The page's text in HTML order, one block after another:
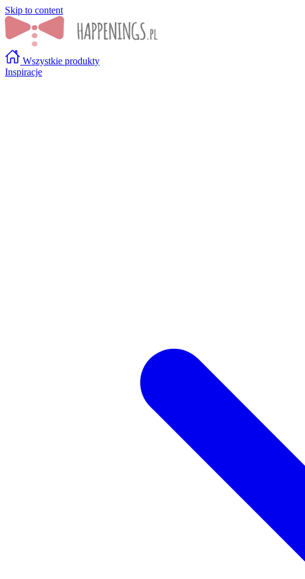
Skip to content
Wszystkie produkty
Inspiracje